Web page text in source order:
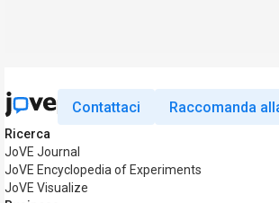
Contattaci Raccomanda
Ricerca
JoVE Journal
JoVE Encyclopedia of Experiments
JoVE Visualize